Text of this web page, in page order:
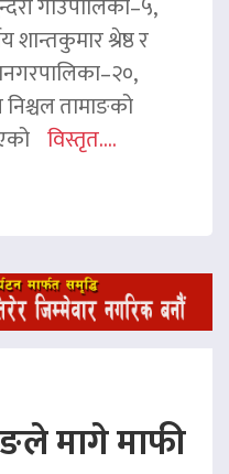
शान्तकुमार श्रेष्ठ र
तामाङको
विस्तृत....
मागे माफी